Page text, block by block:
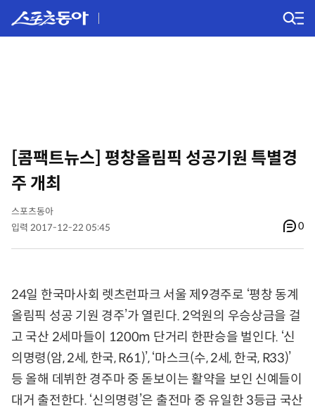
[콤팩트뉴스] 평창올림픽 성공기원 특별경
주 개최
스포츠동아
입력 2017-12-22 05:45
0
24일 한국마사회 렛츠런파크 서울 제9경주로 ‘평창 동계
올림픽 성공 기원 경주’가 열린다. 2억원의 우승상금을 걸
고 국산 2세마들이 1200m 단거리 한판승을 벌인다. ‘신
의명령(암, 2세, 한국, R61)’, ‘마스크(수, 2세, 한국, R33)’
등 올해 데뷔한 경주마 중 돋보이는 활약을 보인 신예들이
대거 출전한다. ‘신의명령’은 출전마 중 유일한 3등급 국산